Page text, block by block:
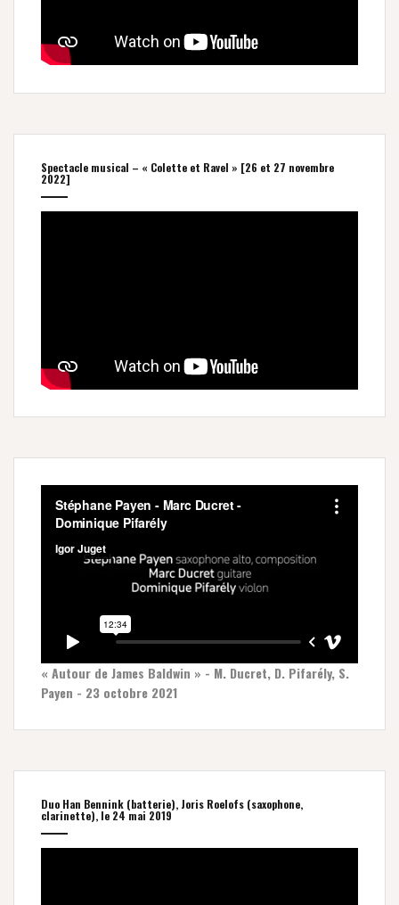
Spectacle musical – « Colette et Ravel » [26 et 27 novembre
2022]
« Autour de James Baldwin » - M. Ducret, D. Pifarély, S.
Payen - 23 octobre 2021
Duo Han Bennink (batterie), Joris Roelofs (saxophone,
clarinette), le 24 mai 2019